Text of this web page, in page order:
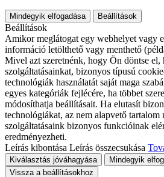
Mindegyik elfogadása Beállítások
Beállítások
Amikor meglátogat egy webhelyet vagy
információ letölthető vagy menthető
Mivel azt szeretnénk, hogy Ön döntse el,
szolgáltatásainkat, bizonyos típusú
technológiák használatát saját maga
egyes kategóriák fejlécére, ha többet
módosíthatja beállításait. Ha elutasít
technológiákat, az nem alapvető tartalom
szolgáltatásaink bizonyos funkcióinak
eredményezheti.
Leírás kibontása Leírás összecsukása
Kiválasztás jóváhagyása
Mindegyik
Vissza a beállításokhoz